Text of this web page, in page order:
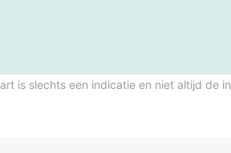
is slechts een indicatie en niet altijd de